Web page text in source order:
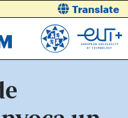
Translate